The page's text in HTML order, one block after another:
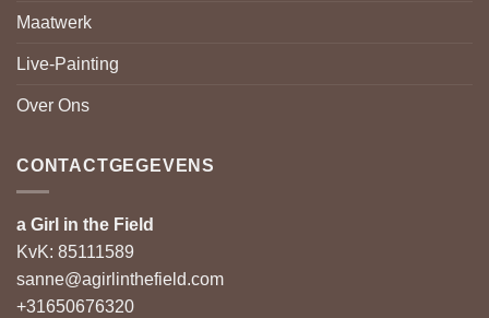
Maatwerk
Live-Painting
Over Ons
CONTACTGEGEVENS
a Girl in the Field
KvK: 85111589
sanne@agirlinthefield.com
+31650676320